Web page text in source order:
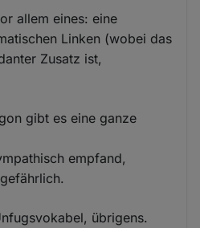
allem eines: eine
Linken (wobei das
Zusatz ist,
gibt es eine ganze
empfand,
übrigens.